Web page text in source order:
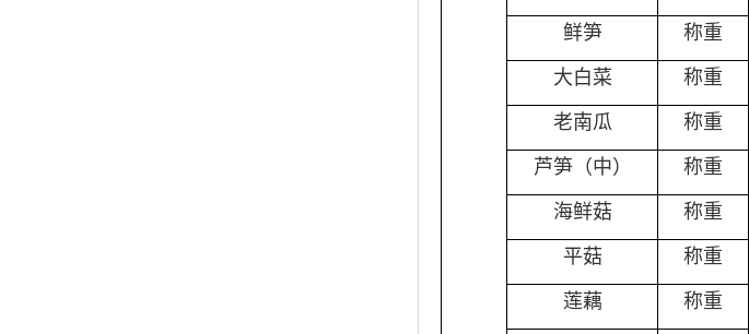
鲜笋 称重
大白菜 称重
老南瓜 称重
芦笋（中） 称重
海鲜菇 称重
平菇 称重
莲藕 称重